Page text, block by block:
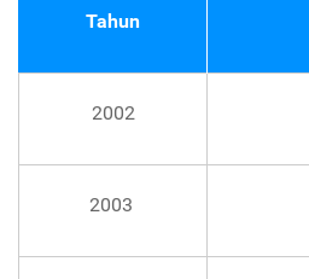
Tahun
2002
2003